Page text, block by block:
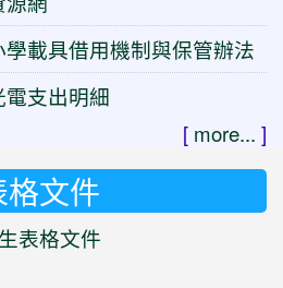
載具借用機制與保管辦法
支出明細
[ more... ]
格文件
表格文件